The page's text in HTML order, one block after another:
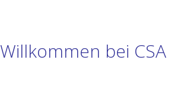
Willkommen bei CSA